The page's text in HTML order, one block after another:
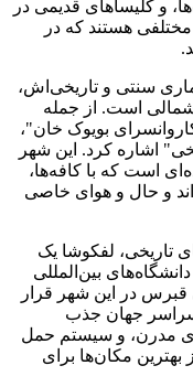
و کلیساهای قدیمی در
هستند که در
سنتی و تاریخی‌اش،
است. از جمله
بویوک خان"،
اشاره کرد. این شهر
است که با کافه‌ها،
و حال و هوای خاصی
تاریخی، لفکوشا یک
بین‌المللی
قبرس در این شهر قرار
سراسر جهان جذب
مدرن، و سیستم حمل
مکان‌ها برای